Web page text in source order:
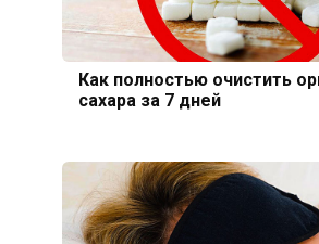
Как полностью очистить
сахара за 7 дней